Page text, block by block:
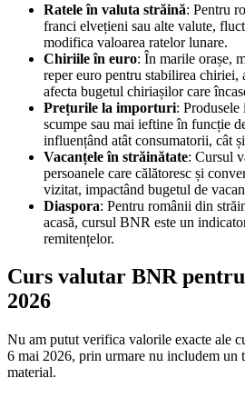
Ratele în valuta străină: Pentru
franci elvețieni sau alte valute,
modifica valoarea ratelor lunare.
Chiriile în euro: În marile orașe,
reper euro pentru stabilirea
afecta bugetul chiriașilor care
Prețurile la importuri:
scumpe sau mai ieftine în funcție
influențând atât consumatorii, cât
Vacanțele în străinătate: Cursul
persoanele care călătoresc și
vizitat, impactând bugetul de
Diaspora: Pentru românii din
acasă, cursul BNR este un
remitențelor.
Curs valutar BNR
2026
Nu am putut verifica valorile exacte ale
6 mai 2026, prin urmare nu includem un
material.